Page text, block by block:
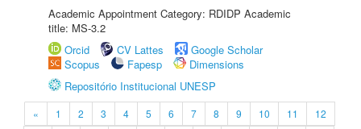
Academic Appointment Category: RDIDP Academic
title: MS-3.2
Orcid
CV Lattes
Google Scholar
Scopus
Fapesp
Dimensions
Repositório Institucional UNESP
« 1 2 3 4 5 6 7 8 9 10 11
12